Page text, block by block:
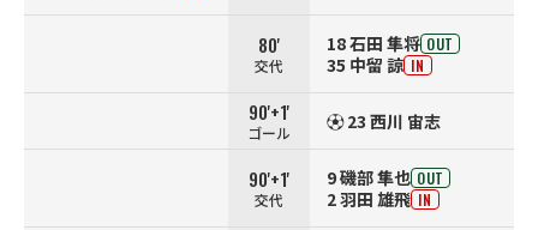
80'
交代
18 石田 隼将 OUT
35 中留 諒 IN
90'+1'
ゴール ⚽️ 23 西川 宙志
90'+1'
交代
9 磯部 隼也 OUT
2 羽田 雄飛 IN